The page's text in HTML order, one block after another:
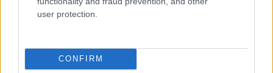
user protection.
CONFIRM